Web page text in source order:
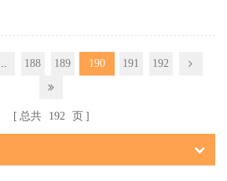
188 189 190 191 192
总共 192 页